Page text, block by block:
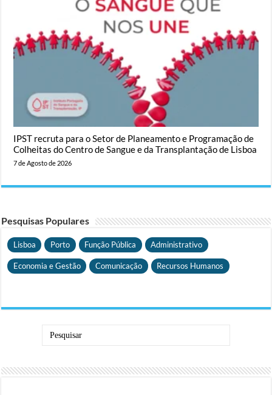
IPST recruta para o Setor de Planeamento e Programação de
Colheitas do Centro de Sangue e da Transplantação de Lisboa
7 de Agosto de 2026
Pesquisas Populares
Lisboa Porto Função Pública Administrativo
Economia e Gestão Comunicação Recursos Humanos